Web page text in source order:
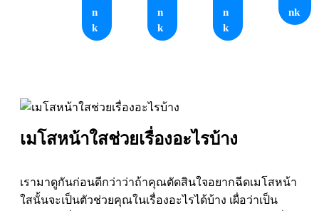
n
k
n
k
n
k
nk
เมโสหน้าใสช่วยเรื่องอะไรบ้าง
เรามาดูกันก่อนดีกว่าว่าถ้าคุณตัดสินใจอยากฉีดเมโสหน้า
ใสนั้นจะเป็นตัวช่วยคุณในเรื่องอะไรได้บ้าง เผื่อว่าเป็น